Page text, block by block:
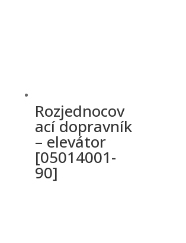
Rozjednocov
ací dopravník
– elevátor
[05014001-
90]